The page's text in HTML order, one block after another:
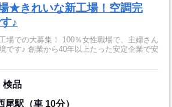
★きれいな新工場！空調完
♪
場での大募集！ 100％女性職場で、主婦さん
です♪ 創業から40年以上たった安定企業で安
検品
駅（車 10分）